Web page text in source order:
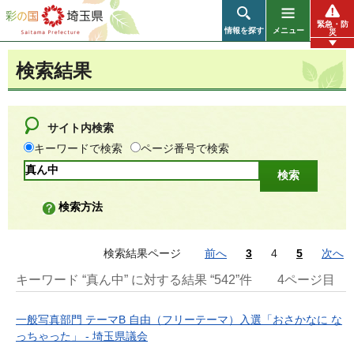
彩の国 埼玉県
情報を探す メニュー
緊急・防
災
検索結果
サイト内検索
キーワードで検索
ページ番号で検索
検索方法
検索結果ページ 前へ 3 4 5 次へ
キーワード “真ん中” に対する結果 “542”件 4ページ目
一般写真部門 テーマB 自由（フリーテーマ）入選「おさかなに な
っちゃった」 - 埼玉県議会